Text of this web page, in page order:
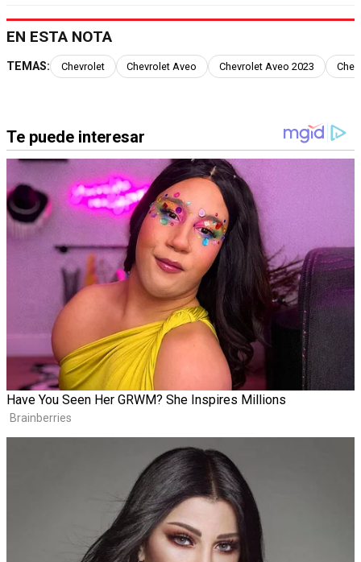
EN ESTA NOTA
TEMAS: Chevrolet Chevrolet Aveo Chevrolet Aveo 2023